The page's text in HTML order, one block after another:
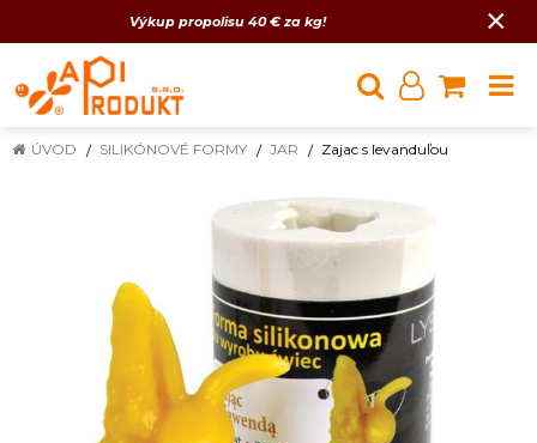
Výkup propolisu 40 € za kg! ×
ÚVOD SILIKÓNOVÉ FORMY JAR Zajac s levanduľou